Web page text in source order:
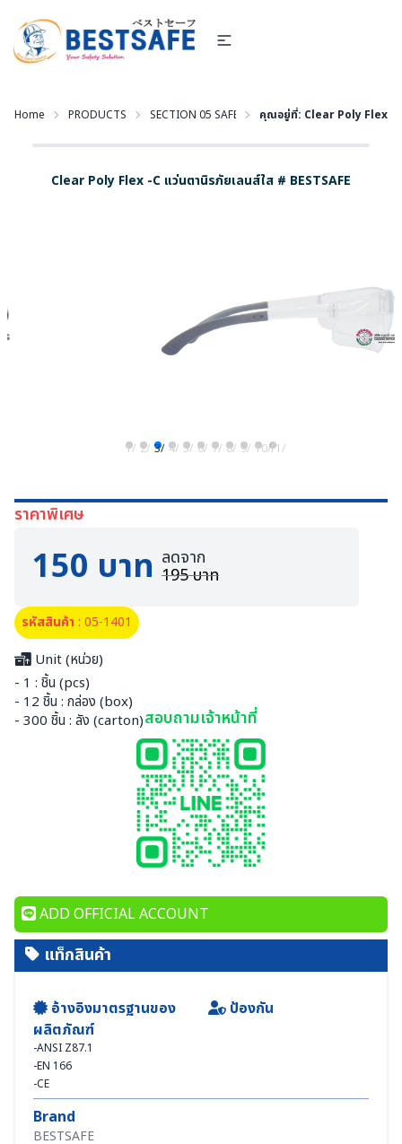
Home PRODUCTS SECTION 05 SAFETY EYEWEAR - แว่นตานิรภัย และอุป
คุณอยู่ที่: Clear Poly Flex -
Clear Poly Flex -C แว่นตานิรภัยเลนส์ใส # BESTSAFE
1/ 2/ 3/ 4/ 5/ 6/ 7/ 8/ 9/ 10/11/
ราคาพิเศษ
150 บาท ลดจาก
195 บาท
รหัสสินค้า : 05-1401
Unit (หน่วย)
- 1 : ชิ้น (pcs)
- 12 ชิ้น : กล่อง (box)
- 300 ชิ้น : ลัง (carton)สอบถามเจ้าหน้าที่
ADD OFFICIAL ACCOUNT
แท็กสินค้า
อ้างอิงมาตรฐานของ
ผลิตภัณฑ์
-ANSI Z87.1
-EN 166
-CE
ป้องกัน
Brand
BESTSAFE